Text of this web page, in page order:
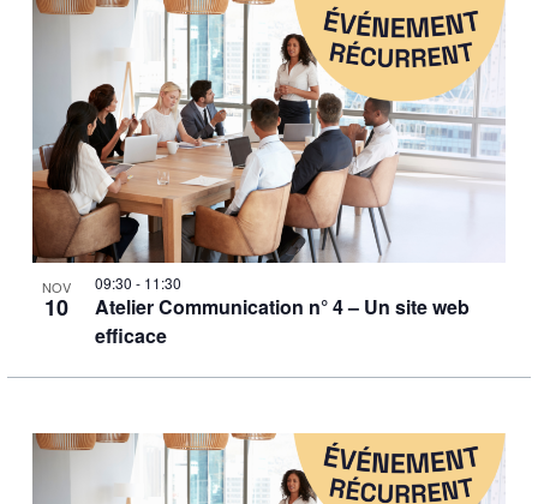
NOV
10
09:30- 11:30
Atelier Communication n° 4 – Un site web
efficace